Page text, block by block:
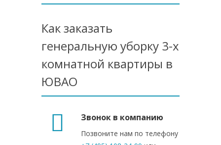
Как заказать
генеральную уборку 3-х
комнатной квартиры в
ЮВАО
Звонок в компанию
Позвоните нам по телефону